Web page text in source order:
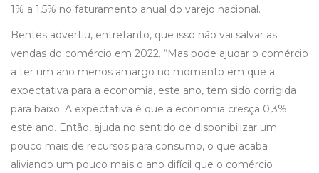
1% a 1,5% no faturamento anual do varejo nacional.
Bentes advertiu, entretanto, que isso não vai salvar as
vendas do comércio em 2022. “Mas pode ajudar o comércio
a ter um ano menos amargo no momento em que a
expectativa para a economia, este ano, tem sido corrigida
para baixo. A expectativa é que a economia cresça 0,3%
este ano. Então, ajuda no sentido de disponibilizar um
pouco mais de recursos para consumo, o que acaba
aliviando um pouco mais o ano difícil que o comércio